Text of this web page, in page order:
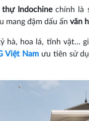
thự Indochinechính là
mang đậm dấu ấn văn
hà, hoa lá, tĩnh vật…
Việt Namưu tiên sử